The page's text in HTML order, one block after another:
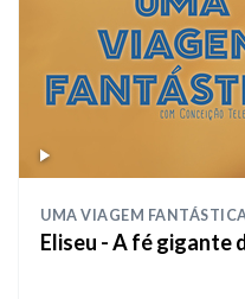
UMA VIAGEM
Eliseu - A fé gigante